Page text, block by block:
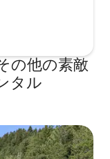
の他の素敵
タル